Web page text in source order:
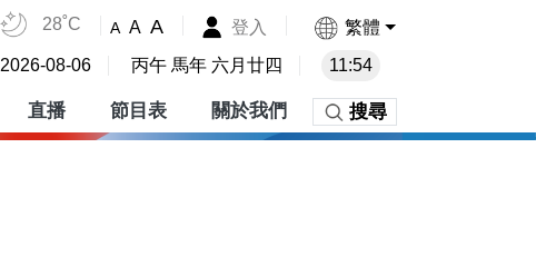
28˚C A A A 登入 繁體
2026-08-06 丙午 馬年 六月廿四 11:54
直播 節目表 關於我們 搜尋